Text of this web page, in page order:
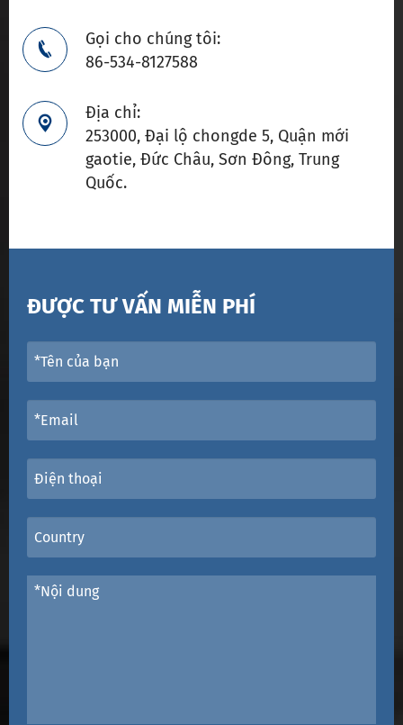

Gọi cho chúng tôi:
86-534-8127588

Địa chỉ:
253000, Đại lộ chongde 5, Quận mới
gaotie, Đức Châu, Sơn Đông, Trung
Quốc.
ĐƯỢC TƯ VẤN MIỄN PHÍ